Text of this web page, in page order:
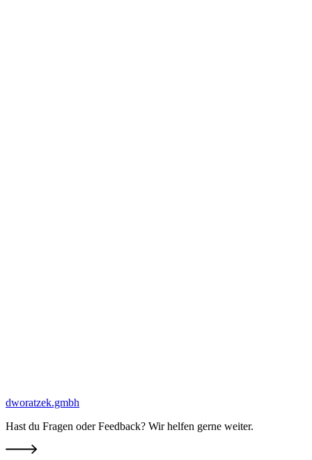
dworatzek.gmbh
Hast du Fragen oder Feedback? Wir helfen gerne weiter.